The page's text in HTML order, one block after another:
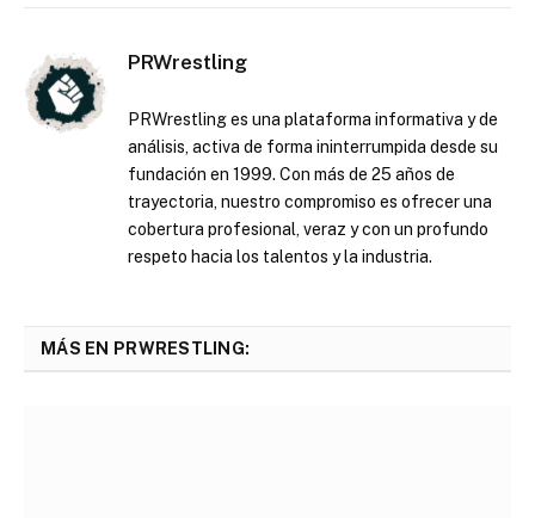
PRWrestling
PRWrestling es una plataforma informativa y de
análisis, activa de forma ininterrumpida desde su
fundación en 1999. Con más de 25 años de
trayectoria, nuestro compromiso es ofrecer una
cobertura profesional, veraz y con un profundo
respeto hacia los talentos y la industria.
MÁS EN PRWRESTLING: